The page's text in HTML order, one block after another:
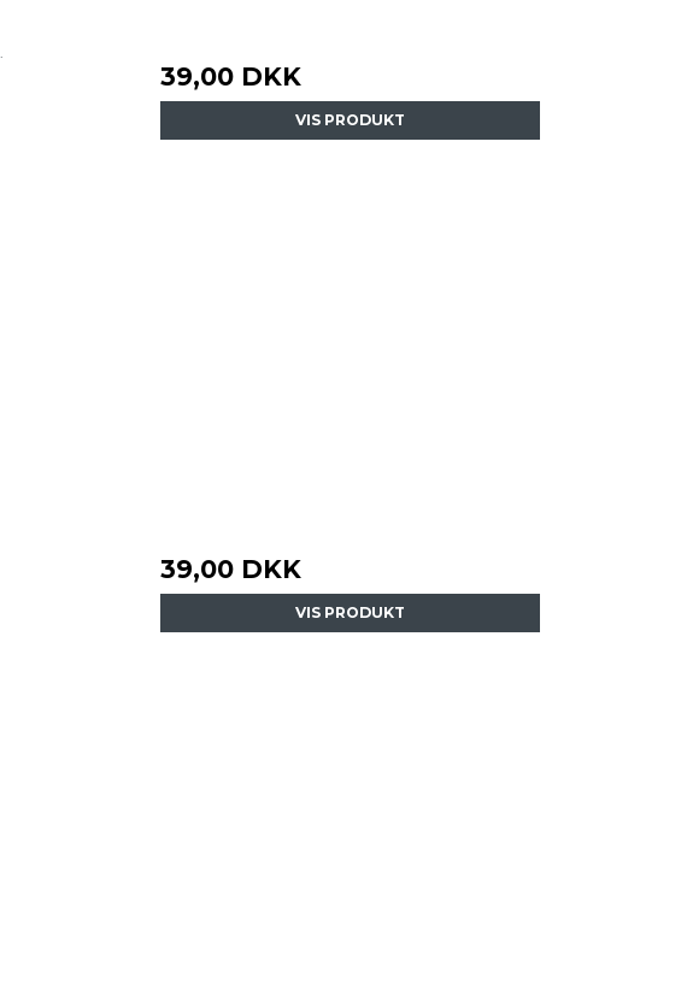
39,00 DKK
VIS PRODUKT
39,00 DKK
VIS PRODUKT